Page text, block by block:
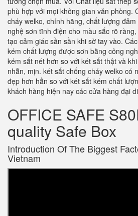
phù hợp với mọi không gian văn phòng.
cháy welko, chính hãng, chất lượng
nghệ sơn tĩnh điện cho màu sắc rõ
tạo cảm giác sần sần khi sờ tay vào.
kém chất lượng được sơn bằng công
kém sắt nét hơn so với két sắt thật và
nhẵn, mịn. két sắt chống cháy welko có
đẹp hơn hẳn so với két sắt kém chất
khách hàng hiện nay các cửa hàng đại
OFFICE SAFE
quality Safe Box
Introduction Of The Biggest
Vietnam